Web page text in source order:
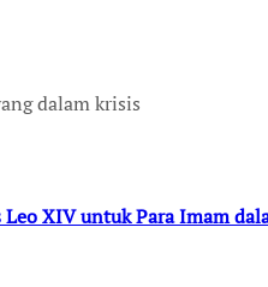
dalam krisis
Leo XIV untuk Para Imam